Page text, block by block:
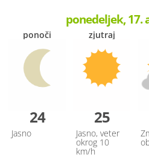
ponedeljek, 17.
ponoči
24
Jasno
zjutraj
25
Jasno, veter
okrog 10
km/h